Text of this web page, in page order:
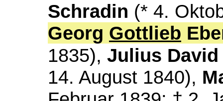
Schradin (* 4.
Georg Gottlieb
1835), Julius
14. August 1840),